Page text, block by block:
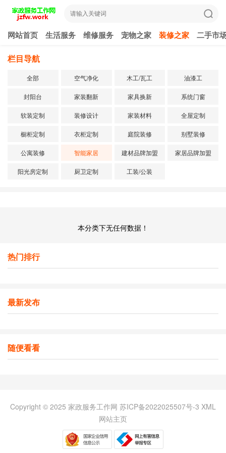
网站首页 生活服务 维修服务 宠物之家 装修之家 二手市
栏目导航
全部 空气净化 木工/瓦工 油漆工
封阳台 家装翻新 家具换新 系统门窗
软装定制 装修设计 家装材料 全屋定制
橱柜定制 衣柜定制 庭院装修 别墅装修
公寓装修 智能家居 建材品牌加盟 家居品牌加盟
阳光房定制 厨卫定制 工装/公装
本分类下无任何数据！
热门排行
最新发布
随便看看
Copyright © 2025 家政服务工作网 苏ICP备2022025507号-3 XML
网站主页